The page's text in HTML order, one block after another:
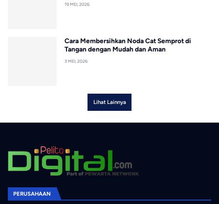
19 MEI, 2026
Cara Membersihkan Noda Cat Semprot di
Tangan dengan Mudah dan Aman
3 MEI, 2026
Lihat Lainnya
PERUSAHAAN